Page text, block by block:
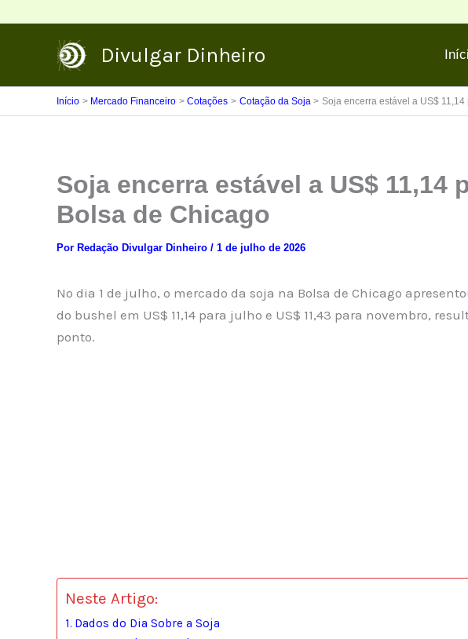
Divulgar Dinheiro
Início Mercado Financeiro Cotações Cotação da Soja Soja encerra estável a US$
Soja encerra estável a US$ 11,14
Bolsa de Chicago
Por Redação Divulgar Dinheiro / 1 de julho de 2026
No dia 1 de julho, o mercado da soja na Bolsa de Chicago
do bushel em US$ 11,14 para julho e US$ 11,43 para novembro,
ponto.
Neste Artigo:
Dados do Dia Sobre a Soja